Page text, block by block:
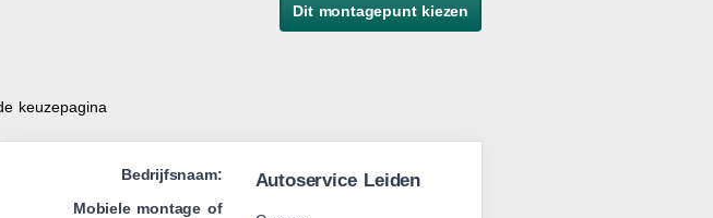
Dit montagepunt kiezen
keuzepagina
Bedrijfsnaam: Autoservice Leiden
Mobiele montage of